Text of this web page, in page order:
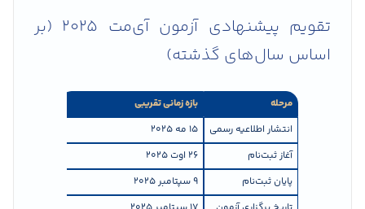
تقویم پیشنهادی آزمون آی‌مت ۲۰۲۵ (بر
اساس سال‌های گذشته)
مرحله
بازه زمانی تقریبی
انتشار اطلاعیه رسمی
۱۵ مه ۲۰۲۵
آغاز ثبت‌نام
۲۶ اوت ۲۰۲۵
پایان ثبت‌نام
۹ سپتامبر ۲۰۲۵